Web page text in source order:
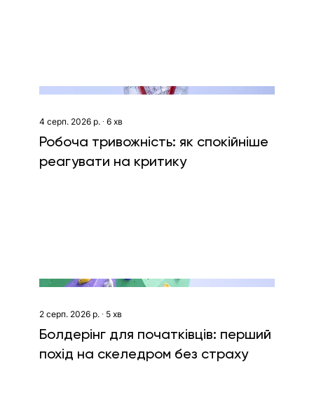
4 серп. 2026 р. ∙ 6 хв
Робоча тривожність: як спокійніше
реагувати на критику
2 серп. 2026 р.∙ 5 хв
Болдерінг для початківців: перший
похід на скеледром без страху